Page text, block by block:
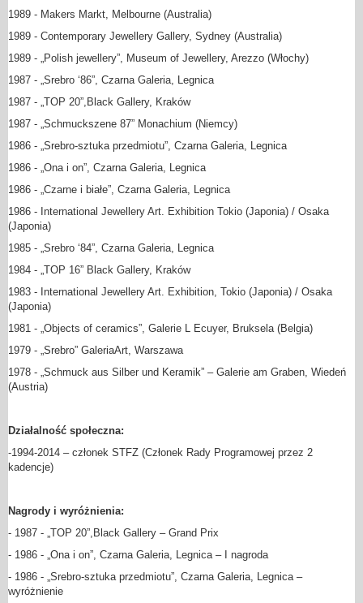
1989 - Makers Markt, Melbourne (Australia)
1989 - Contemporary Jewellery Gallery, Sydney (Australia)
1989 - „Polish jewellery”, Museum of Jewellery, Arezzo (Włochy)
1987 - „Srebro ‘86”, Czarna Galeria, Legnica
1987 - „TOP 20”,Black Gallery, Kraków
1987 - „Schmuckszene 87” Monachium (Niemcy)
1986 - „Srebro-sztuka przedmiotu”, Czarna Galeria, Legnica
1986 - „Ona i on”, Czarna Galeria, Legnica
1986 - „Czarne i białe”, Czarna Galeria, Legnica
1986 - International Jewellery Art. Exhibition Tokio (Japonia) / Osaka
(Japonia)
1985 - „Srebro ‘84”, Czarna Galeria, Legnica
1984 - „TOP 16” Black Gallery, Kraków
1983 - International Jewellery Art. Exhibition, Tokio (Japonia) / Osaka
(Japonia)
1981 - „Objects of ceramics”, Galerie L Ecuyer, Bruksela (Belgia)
1979 - „Srebro” GaleriaArt, Warszawa
1978 - „Schmuck aus Silber und Keramik” – Galerie am Graben, Wiedeń
(Austria)
Działalność społeczna:
-1994-2014 – członek STFZ (Członek Rady Programowej przez 2
kadencje)
Nagrody i wyróżnienia:
- 1987 - „TOP 20”,Black Gallery – Grand Prix
- 1986 - „Ona i on”, Czarna Galeria, Legnica – I nagroda
- 1986 - „Srebro-sztuka przedmiotu”, Czarna Galeria, Legnica –
wyróżnienie